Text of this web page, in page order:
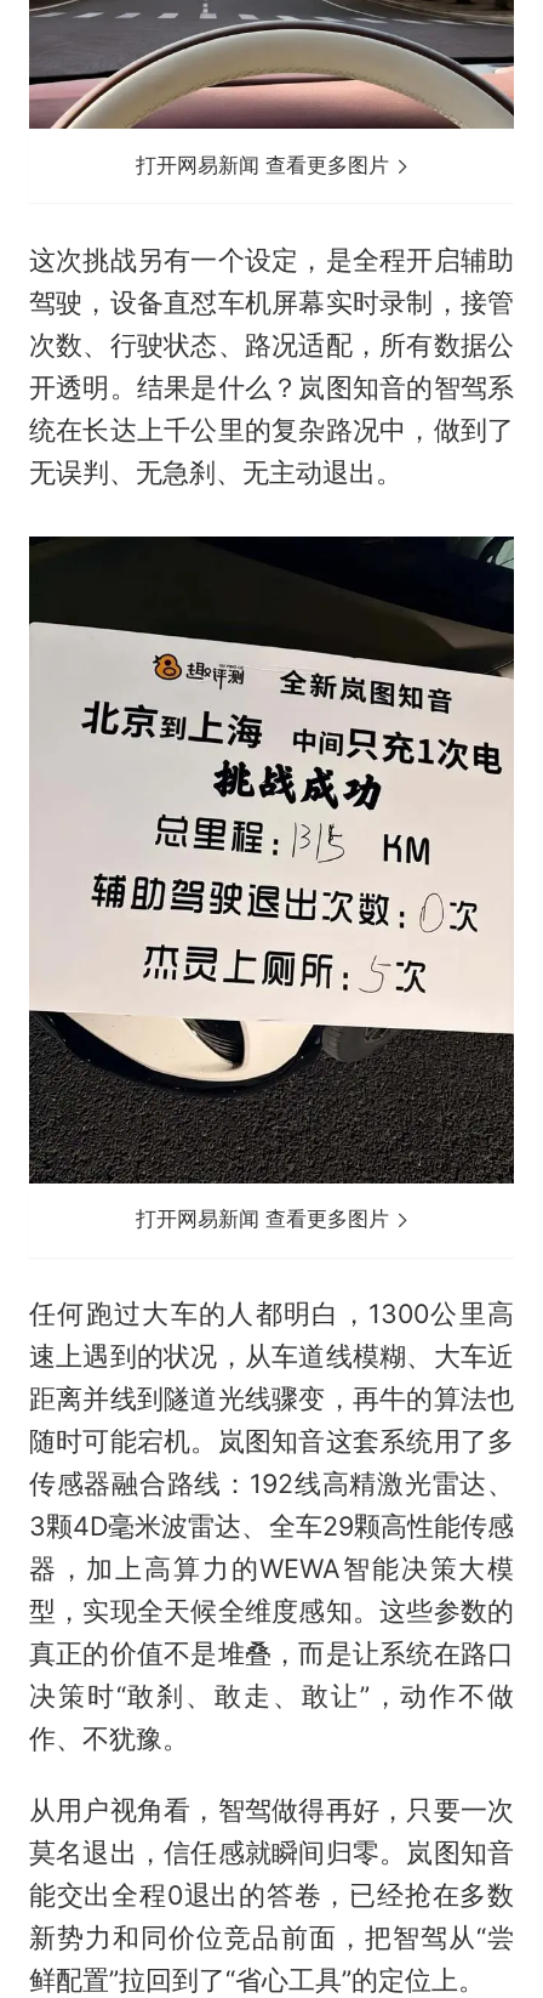
打开网易新闻 查看更多图片
这次挑战另有一个设定，是全程开启辅助
驾驶，设备直怼车机屏幕实时录制，接管
次数、行驶状态、路况适配，所有数据公
开透明。结果是什么？岚图知音的智驾系
统在长达上千公里的复杂路况中，做到了
无误判、无急刹、无主动退出。
打开网易新闻 查看更多图片
任何跑过大车的人都明白，1300公里高
速上遇到的状况，从车道线模糊、大车近
距离并线到隧道光线骤变，再牛的算法也
随时可能宕机。岚图知音这套系统用了多
传感器融合路线：192线高精激光雷达、
3颗4D毫米波雷达、全车29颗高性能传感
器，加上高算力的WEWA智能决策大模
型，实现全天候全维度感知。这些参数的
真正的价值不是堆叠，而是让系统在路口
决策时“敢刹、敢走、敢让”，动作不做
作、不犹豫。
从用户视角看，智驾做得再好，只要一次
莫名退出，信任感就瞬间归零。岚图知音
能交出全程0退出的答卷，已经抢在多数
新势力和同价位竞品前面，把智驾从“尝
鲜配置”拉回到了“省心工具”的定位上。